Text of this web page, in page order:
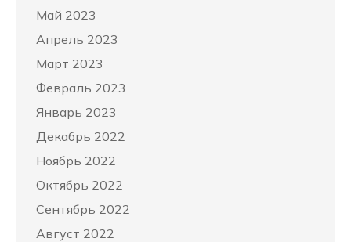
Май 2023
Апрель 2023
Март 2023
Февраль 2023
Январь 2023
Декабрь 2022
Ноябрь 2022
Октябрь 2022
Сентябрь 2022
Август 2022